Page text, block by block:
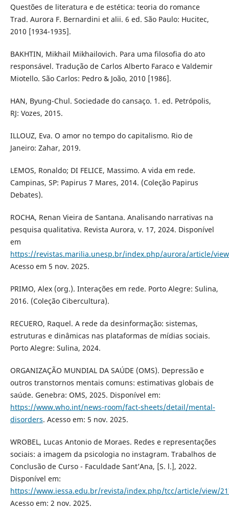
Questões de literatura e de estética: teoria do romance
Trad. Aurora F. Bernardini et alii. 6 ed. São Paulo: Hucitec,
2010 [1934-1935].
BAKHTIN, Mikhail Mikhailovich. Para uma filosofia do ato
responsável. Tradução de Carlos Alberto Faraco e Valdemir
Miotello. São Carlos: Pedro & João, 2010 [1986].
HAN, Byung-Chul. Sociedade do cansaço. 1. ed. Petrópolis,
RJ: Vozes, 2015.
ILLOUZ, Eva. O amor no tempo do capitalismo. Rio de
Janeiro: Zahar, 2019.
LEMOS, Ronaldo; DI FELICE, Massimo. A vida em rede.
Campinas, SP: Papirus 7 Mares, 2014. (Coleção Papirus
Debates).
ROCHA, Renan Vieira de Santana. Analisando narrativas na
pesquisa qualitativa. Revista Aurora, v. 17, 2024. Disponível
em
https://revistas.marilia.unesp.br/index.php/aurora/article/
Acesso em 5 nov. 2025.
PRIMO, Alex (org.). Interações em rede. Porto Alegre: Sulina,
2016. (Coleção Cibercultura).
RECUERO, Raquel. A rede da desinformação: sistemas,
estruturas e dinâmicas nas plataformas de mídias sociais.
Porto Alegre: Sulina, 2024.
ORGANIZAÇÃO MUNDIAL DA SAÚDE (OMS). Depressão e
outros transtornos mentais comuns: estimativas globais de
saúde. Genebra: OMS, 2025. Disponível em:
https://www.who.int/news-room/fact-sheets/detail/mental-
disorders. Acesso em: 5 nov. 2025.
WROBEL, Lucas Antonio de Moraes. Redes e representações
sociais: a imagem da psicologia no instagram. Trabalhos de
Conclusão de Curso - Faculdade Sant’Ana, [S. l.], 2022.
Disponível em:
https://www.iessa.edu.br/revista/index.php/tcc/article/view/
Acesso em: 2 nov. 2025.